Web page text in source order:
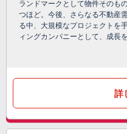
ランドマークとして物件そのも
つほど。今後、さらなる不動産
る中、大規模なプロジェクトを
ィングカンパニーとして、成長
詳